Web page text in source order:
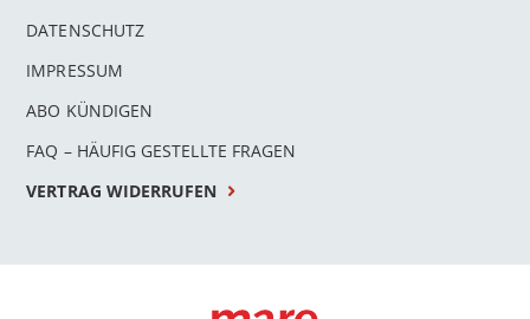
DATENSCHUTZ
IMPRESSUM
ABO KÜNDIGEN
FAQ – HÄUFIG GESTELLTE FRAGEN
VERTRAG WIDERRUFEN